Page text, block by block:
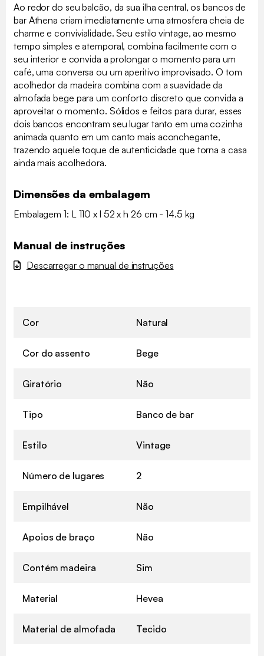
Ao redor do seu balcão, da sua ilha central, os bancos de
bar Athena criam imediatamente uma atmosfera cheia de
charme e convivialidade. Seu estilo vintage, ao mesmo
tempo simples e atemporal, combina facilmente com o
seu interior e convida a prolongar o momento para um
café, uma conversa ou um aperitivo improvisado. O tom
acolhedor da madeira combina com a suavidade da
almofada bege para um conforto discreto que convida a
aproveitar o momento. Sólidos e feitos para durar, esses
dois bancos encontram seu lugar tanto em uma cozinha
animada quanto em um canto mais aconchegante,
trazendo aquele toque de autenticidade que torna a casa
ainda mais acolhedora.
Dimensões da embalagem
Embalagem 1: L 110 x l 52 x h 26 cm - 14.5 kg
Manual de instruções
Descarregar o manual de instruções
Cor Natural
Cor do assento Bege
Giratório Não
Tipo Banco de bar
Estilo Vintage
Número de lugares 2
Empilhável Não
Apoios de braço Não
Contém madeira Sim
Material Hevea
Material de almofada Tecido